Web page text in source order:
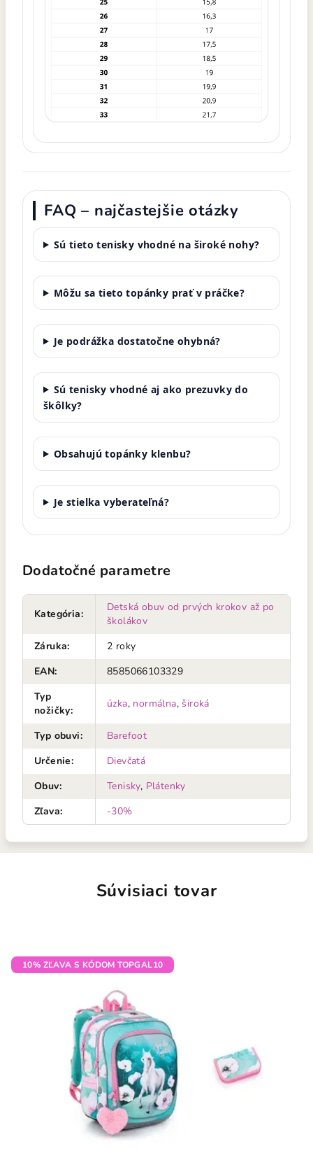
FAQ – najčastejšie otázky
Sú tieto tenisky vhodné na široké nohy?
Môžu sa tieto topánky prať v práčke?
Je podrážka dostatočne ohybná?
Sú tenisky vhodné aj ako prezuvky do
škôlky?
Obsahujú topánky klenbu?
Je stielka vyberateľná?
Dodatočné parametre
Kategória:
Detská obuv od prvých krokov až po
školákov
Záruka:
2 roky
EAN:
8585066103329
Typ
nožičky:
úzka, normálna, široká
Typ obuvi:
Barefoot
Určenie:
Dievčatá
Obuv: Tenisky, Plátenky
Zľava: -30%
Súvisiaci tovar
10% ZĽAVA S KÓDOM TOPGAL10